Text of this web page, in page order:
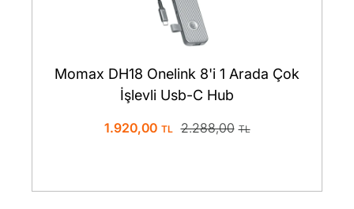
Momax DH18 Onelink 8'i 1 Arada Çok
İşlevli Usb-C Hub
1.920,00 2.288,00